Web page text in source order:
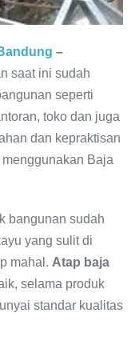
–
saat ini sudah
seperti
toko dan juga
dan kepraktisan
Baja
bangunan sudah
yang sulit di
mahal. Atap baja
selama produk
standar kualitas